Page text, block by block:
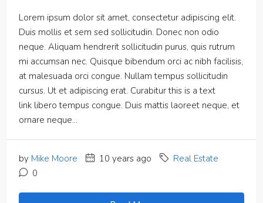
Lorem ipsum dolor sit amet, consectetur adipiscing elit.
Duis mollis et sem sed sollicitudin. Donec non odio
neque. Aliquam hendrerit sollicitudin purus, quis rutrum
mi accumsan nec. Quisque bibendum orci ac nibh facilisis,
at malesuada orci congue. Nullam tempus sollicitudin
cursus. Ut et adipiscing erat. Curabitur this is a text
link libero tempus congue. Duis mattis laoreet neque, et
ornare neque...
by Mike Moore 10 years ago
Real Estate
0